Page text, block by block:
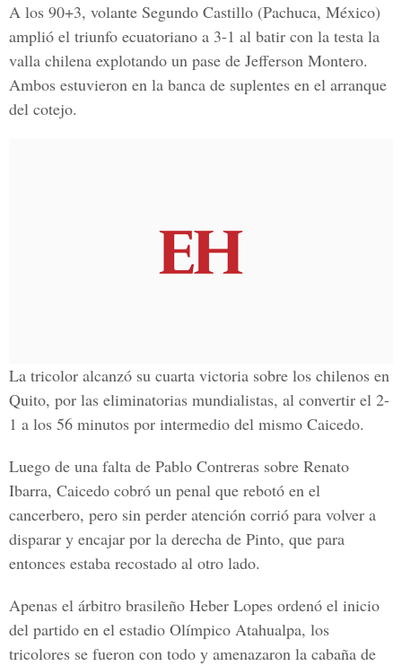
A los 90+3, volante Segundo Castillo (Pachuca, México)
amplió el triunfo ecuatoriano a 3-1 al batir con la testa la
valla chilena explotando un pase de Jefferson Montero.
Ambos estuvieron en la banca de suplentes en el arranque
del cotejo.
La tricolor alcanzó su cuarta victoria sobre los chilenos en
Quito, por las eliminatorias mundialistas, al convertir el 2-
1 a los 56 minutos por intermedio del mismo Caicedo.
Luego de una falta de Pablo Contreras sobre Renato
Ibarra, Caicedo cobró un penal que rebotó en el
cancerbero, pero sin perder atención corrió para volver a
disparar y encajar por la derecha de Pinto, que para
entonces estaba recostado al otro lado.
Apenas el árbitro brasileño Heber Lopes ordenó el inicio
del partido en el estadio Olímpico Atahualpa, los
tricolores se fueron con todo y amenazaron la cabaña de